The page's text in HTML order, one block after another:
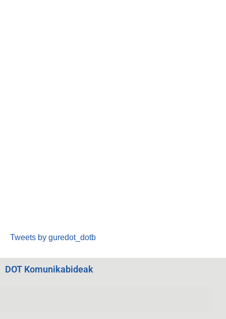
Tweets by guredot_dotb
DOT Komunikabideak